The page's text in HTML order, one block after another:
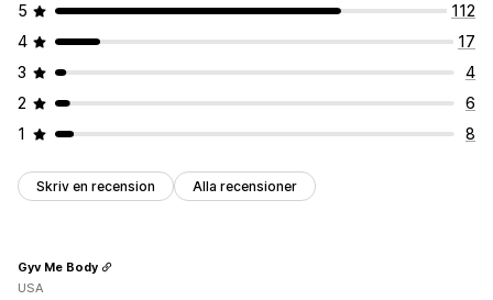
5
112
4
17
3
4
2
6
1
8
Skriv en recension Alla recensioner
Gyv Me Body
USA